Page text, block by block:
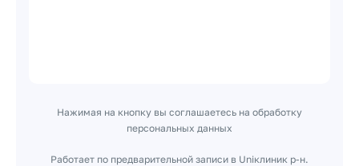
Нажимая на кнопку вы соглашаетесь на обработку
персональных данных
Работает по предварительной записи в Uniклиник р-н.